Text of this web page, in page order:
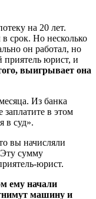
на 20 лет.
срок. Но несколько
он работал, но
приятель юрист, и
выигрывает она
Из банка
в этом
в суд».
вы начисляли
сумму
юрист.
ему начали
машину и